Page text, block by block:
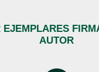
EJEMPLARES
AUTOR